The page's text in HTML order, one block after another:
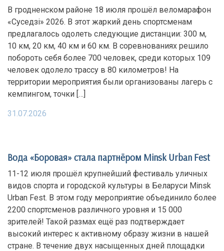
В гродненском районе 18 июля прошёл веломарафон
«Суседзi» 2026. В этот жаркий день спортсменам
предлагалось одолеть следующие дистанции: 300 м,
10 км, 20 км, 40 км и 60 км. В соревнованиях решило
побороть себя более 700 человек, среди которых 109
человек одолело трассу в 80 километров! На
территории мероприятия были организованы лагерь с
кемпингом, точки […]
31.07.2026
Вода «Боровая» стала партнёром Minsk Urban Fest
11-12 июля прошёл крупнейший фестиваль уличных
видов спорта и городской культуры в Беларуси Minsk
Urban Fest. В этом году мероприятие объединило более
2200 спортсменов различного уровня и 15 000
зрителей! Такой размах ещё раз подтверждает
высокий интерес к активному образу жизни в нашей
стране. В течение двух насыщенных дней площадки